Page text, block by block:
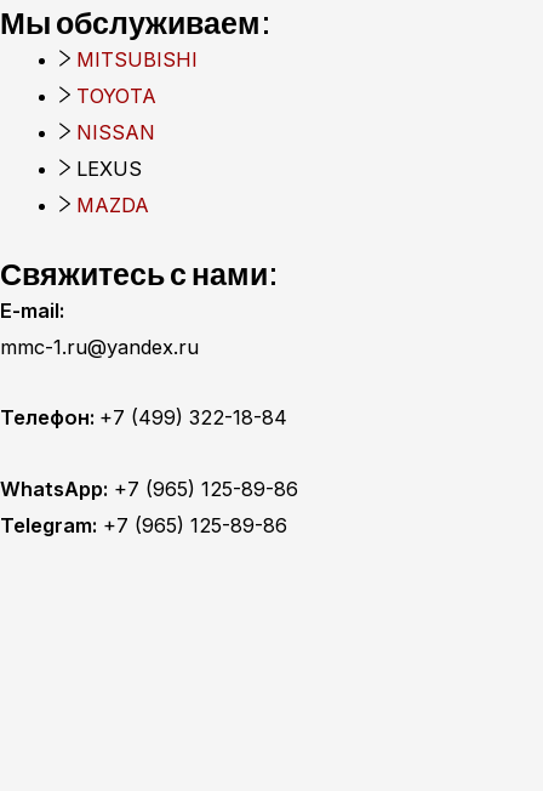
Мы обслуживаем:
MITSUBISHI
TOYOTA
NISSAN
LEXUS
MAZDA
Свяжитесь с нами:
E-mail:
mmc-1.ru@yandex.ru
Телефон: +7 (499) 322-18-84
WhatsApp: +7 (965) 125-89-86
Telegram: +7 (965) 125-89-86